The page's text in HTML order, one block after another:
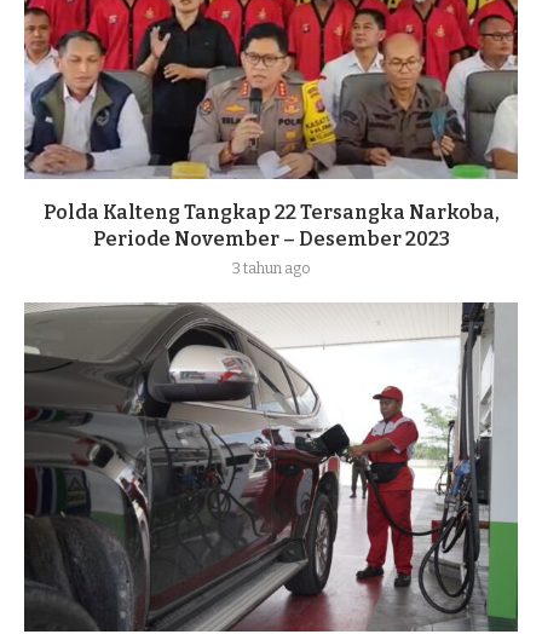
Polda Kalteng Tangkap 22 Tersangka Narkoba,
Periode November – Desember 2023
3 tahun ago